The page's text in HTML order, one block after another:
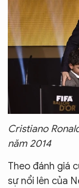
Cristiano
năm 2014
Theo đánh giá
sự nổi lên của